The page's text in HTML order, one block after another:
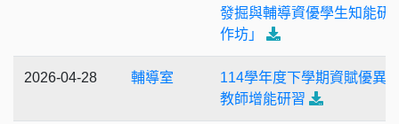
發掘與輔導資優學生知能研
作坊」
2026-04-28 輔導室
114學年度下學期資賦優異
教師增能研習